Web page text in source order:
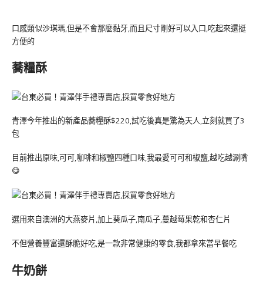
口感類似沙琪瑪,但是不會那麼黏牙,而且尺寸剛好可以入口,吃起來還挺
方便的
蕎糧酥
青澤今年推出的新產品蕎糧酥$220,試吃後真是驚為天人,立刻就買了3
包
目前推出原味,可可,咖啡和椒鹽四種口味,我最愛可可和椒鹽,越吃越涮嘴
😋
選用來自澳洲的大燕麥片,加上葵瓜子,南瓜子,蔓越莓果乾和杏仁片
不但營養豐富還酥脆好吃,是一款非常健康的零食,我都拿來當早餐吃
牛奶餅